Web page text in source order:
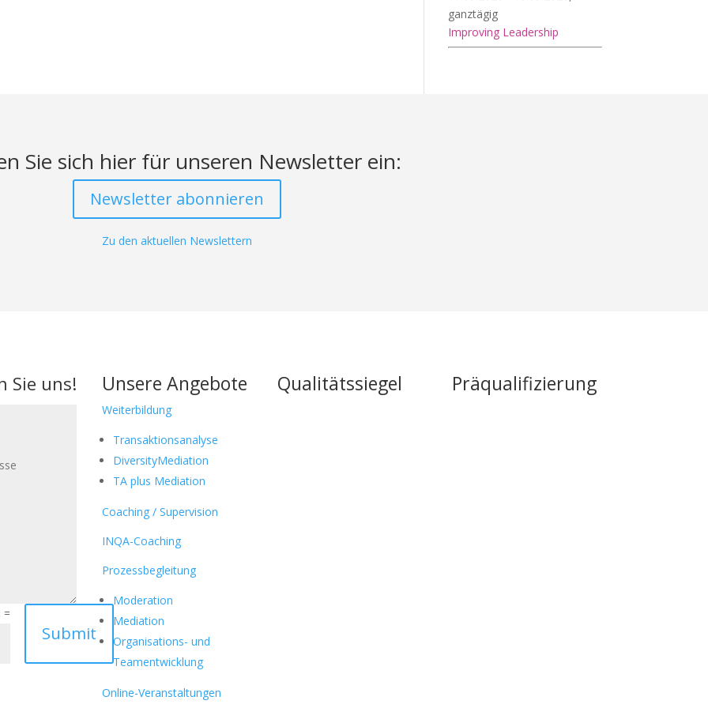
ganztägig
Improving Leadership
Sie sich hier für unseren Newsletter ein:
Newsletter abonnieren
Zu den aktuellen Newslettern
Sie uns!
=
Submit
Unsere Angebote
Weiterbildung
Transaktionsanalyse
DiversityMediation
TA plus Mediation
Coaching / Supervision
INQA-Coaching
Prozessbegleitung
Moderation
Mediation
Organisations- und
Teamentwicklung
Online-Veranstaltungen
Qualitätssiegel Präqualifizierung